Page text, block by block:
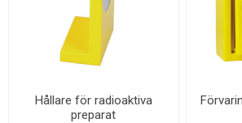
Hållare för radioaktiva
preparat